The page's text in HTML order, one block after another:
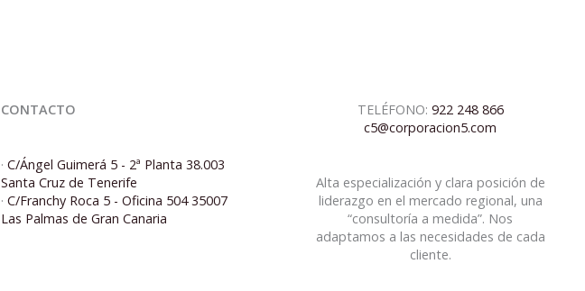
CONTACTO
· C/Ángel Guimerá 5 - 2ª Planta 38.003
Santa Cruz de Tenerife
· C/Franchy Roca 5 - Oficina 504 35007
Las Palmas de Gran Canaria
TELÉFONO: 922 248 866
c5@corporacion5.com
Alta especialización y clara posición de
liderazgo en el mercado regional, una
“consultoría a medida”. Nos
adaptamos a las necesidades de cada
cliente.